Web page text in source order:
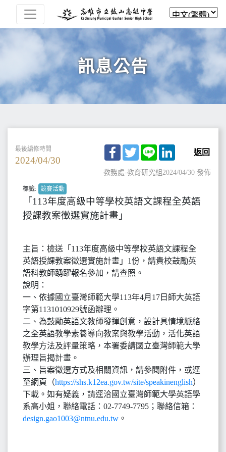
訊息公告
最後編修時間
2024/04/30
Facebook
TwitterLine LinkedIn
返回
教務處-教育研究組2024/04/30 發佈
標籤: 競賽活動
「113年度高級中等學校英語文課程全英語
授課教案徵選實施計畫」
主旨：檢送「113年度高級中等學校英語文課程全
英語授課教案徵選實施計畫」1份，請貴校鼓勵英
語科教師踴躍報名參加，請查照。
說明：
一、依據國立臺灣師範大學113年4月17日師大英語
字第1131010929號函辦理。
二、為鼓勵英語文教師發揮創意，設計具情境脈絡
之全英語教學素養導向教案與教學活動，活化英語
教學方法及評量策略，本署委請國立臺灣師範大學
辦理旨揭計畫。
三、旨案徵選方式及相關資訊，請參閱附件，或逕
至網頁（https://shs.k12ea.gov.tw/site/speakinenglish）
下載。如有疑義，請逕洽國立臺灣師範大學英語學
系高小姐，聯絡電話：02-7749-7795；聯絡信箱：
design.gao1003@ntnu.edu.tw 。